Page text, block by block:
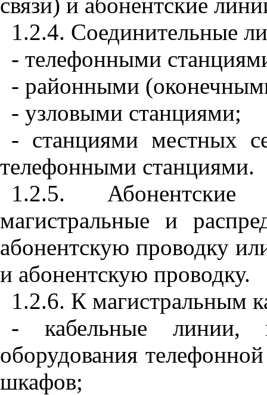
1.2.4. Соединительные
- телефонными
- районными
- узловыми станциями;
- станциями местных
телефонными станциями.
1.2.5.
магистральные и
абонентскую проводку
и абонентскую проводку.
1.2.6. К магистральным
- кабельные линии,
оборудования
шкафов;